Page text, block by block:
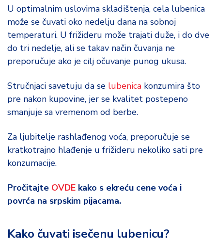
U optimalnim uslovima skladištenja, cela lubenica
može se čuvati oko nedelju dana na sobnoj
temperaturi. U frižideru može trajati duže, i do dve
do tri nedelje, ali se takav način čuvanja ne
preporučuje ako je cilj očuvanje punog ukusa.
Stručnjaci savetuju da se lubenica konzumira što
pre nakon kupovine, jer se kvalitet postepeno
smanjuje sa vremenom od berbe.
Za ljubitelje rashlađenog voća, preporučuje se
kratkotrajno hlađenje u frižideru nekoliko sati pre
konzumacije.
Pročitajte OVDE kako s ekreću cene voća i
povrća na srpskim pijacama.
Kako čuvati isečenu lubenicu?